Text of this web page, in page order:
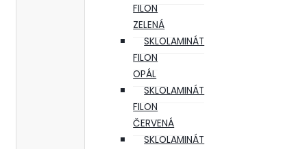
FILON
ZELENÁ
SKLOLAMINÁT
FILON
OPÁL
SKLOLAMINÁT
FILON
ČERVENÁ
SKLOLAMINÁT